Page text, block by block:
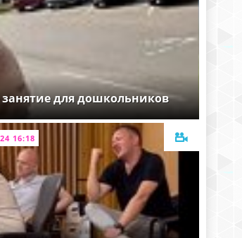
для дошкольников
16:18